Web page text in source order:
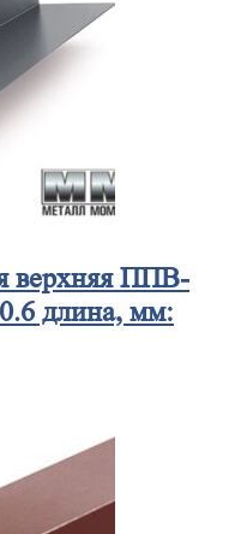
верхняя ППВ-
длина, мм: